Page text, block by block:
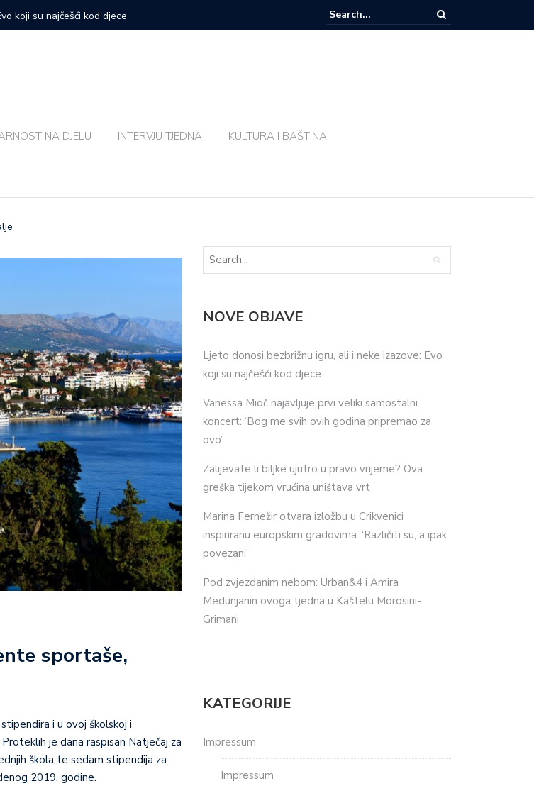
‘Bog me svih ovih godina
Zalijevate li biljke ujutro u pravo vrijeme? Ova greška tijekom vrućina uništava
NA DJELU INTERVJU TJEDNA KULTURA I BAŠTINA
sportaše,
i u ovoj školskoj i
je dana raspisan Natječaj za
škola te sedam stipendija za
2019. godine.
NOVE OBJAVE
Ljeto donosi bezbrižnu igru, ali i neke izazove: Evo
koji su najčešći kod djece
Vanessa Mioč najavljuje prvi veliki samostalni
koncert: ‘Bog me svih ovih godina pripremao za
ovo’
Zalijevate li biljke ujutro u pravo vrijeme? Ova
greška tijekom vrućina uništava vrt
Marina Fernežir otvara izložbu u Crikvenici
inspiriranu europskim gradovima: ‘Različiti su, a ipak
povezani’
Pod zvjezdanim nebom: Urban&4 i Amira
Medunjanin ovoga tjedna u Kaštelu Morosini-
Grimani
KATEGORIJE
Impressum
Impressum